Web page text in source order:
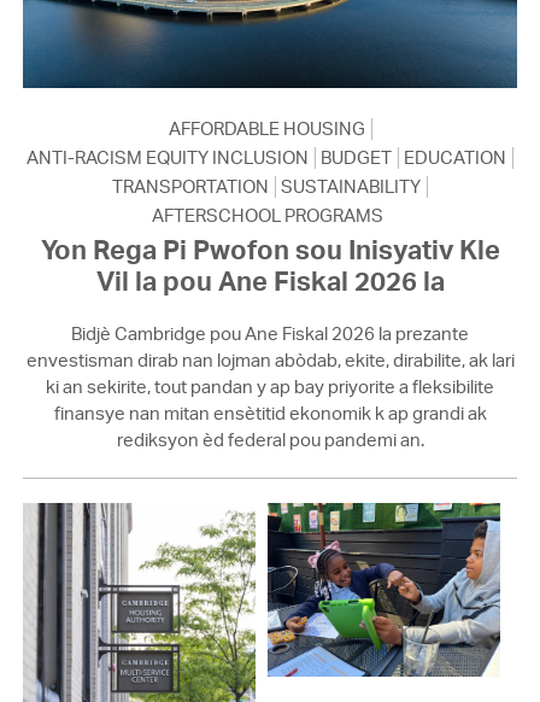
AFFORDABLE HOUSING
ANTI-RACISM EQUITY INCLUSION
BUDGET EDUCATION
TRANSPORTATION SUSTAINABILITY
AFTERSCHOOL PROGRAMS
Yon Rega Pi Pwofon sou Inisyativ Kle
Vil la pou Ane Fiskal 2026 la
Bidjè Cambridge pou Ane Fiskal 2026 la prezante
envestisman dirab nan lojman abòdab, ekite, dirabilite, ak lari
ki an sekirite, tout pandan y ap bay priyorite a fleksibilite
finansye nan mitan ensètitid ekonomik k ap grandi ak
rediksyon èd federal pou pandemi an.